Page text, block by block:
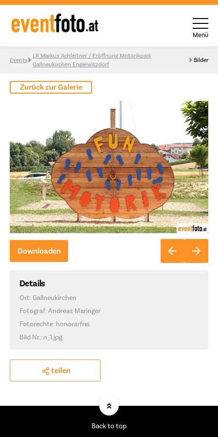
Skip to content
Menü
Events
LR Markus Achleitner / Eröffnung Motorikpark
Gallneukirchen Engerwitzdorf
Bilder
Zurück zur Galerie
Downloaden
Details
Ort: Gallneukirchen
Fotograf: Andreas Maringer
Fotorechte: honorarfrei
Bild Nr.: n_1.jpg
teilen
Back to top